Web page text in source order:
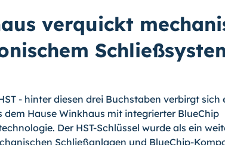
verquickt
- hinter diesen drei Buchstaben verbirgt
dem Hause Winkhaus mit integrierter BlueChip
Der HST-Schlüssel wurde als ein
Schließanlagen und BlueChip-